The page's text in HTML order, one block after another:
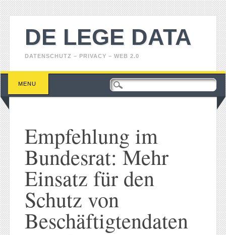
DE LEGE DATA
DATENSCHUTZ – PRIVACY – WEB 2.0
Main menu
Skip
content
MENU
Empfehlung im
Bundesrat: Mehr
Einsatz für den
Schutz von
Beschäftigtendaten